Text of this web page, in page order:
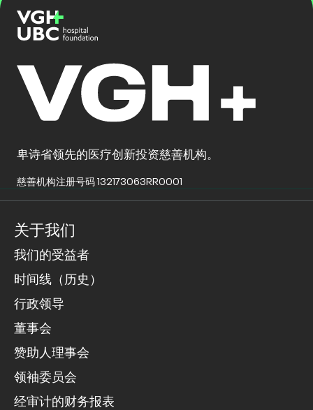
卑诗省领先的医疗创新投资慈善机构。
慈善机构注册号码 132173063RR0001
关于我们
我们的受益者
时间线（历史）
行政领导
董事会
赞助人理事会
领袖委员会
经审计的财务报表